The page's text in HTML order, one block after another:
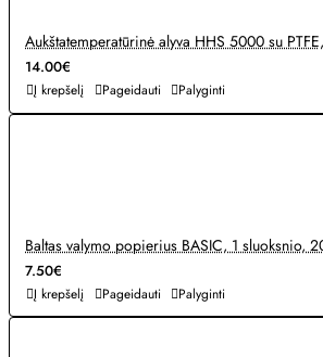
Aukštatemperatūrinė alyva HHS 5000 su
14.00€
Į krepšelį Pageidauti Palyginti
Baltas valymo popierius BASIC, 1 sluoksnio,
7.50€
Į krepšelį Pageidauti Palyginti